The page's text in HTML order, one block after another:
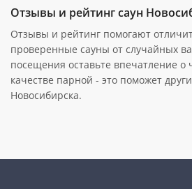
Отзывы и рейтинг саун
Отзывы и рейтинг помогают
проверенные сауны от случайных
посещения оставьте впечатление о
качестве парной - это поможет
Новосибирска.